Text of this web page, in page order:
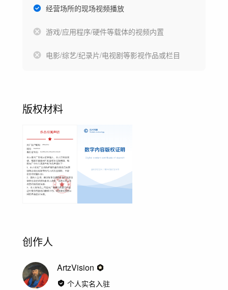
经营场所的现场视频播放
游戏/应用程序/硬件等载体的视频内置
电影/综艺/纪录片/电视剧等影视作品或栏目
版权材料
创作人
ArtzVision
个人实名入驻